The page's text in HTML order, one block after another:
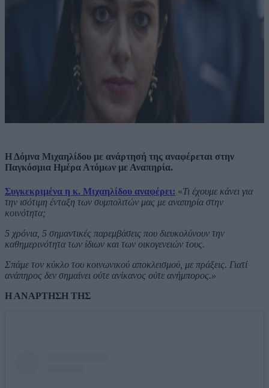
Η Δόμνα Μιχαηλίδου με ανάρτησή της αναφέρεται στην
Παγκόσμια Ημέρα Ατόμων με Αναπηρία.
Συγκεκριμένα η κ. Μιχαηλίδου αναφέρει: «Τι έχουμε κάνει για
την ισότιμη ένταξη των συμπολιτών μας με αναπηρία στην
κοινότητα;
5 χρόνια, 5 σημαντικές παρεμβάσεις που διευκολύνουν την
καθημερινότητα των ίδιων και των οικογενειών τους.
Σπάμε τον κύκλο του κοινωνικού αποκλεισμού, με πράξεις. Γιατί
ανάπηρος δεν σημαίνει ούτε ανίκανος ούτε ανήμπορος.»
Η ΑΝΑΡΤΗΣΗ ΤΗΣ